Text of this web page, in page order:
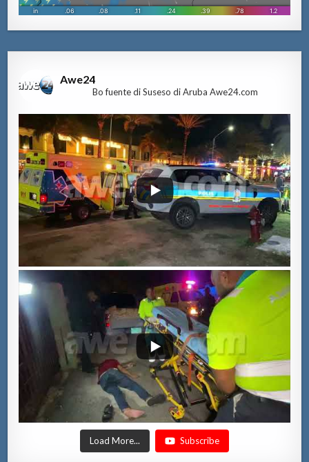
Awe24
Bo fuente di Suseso di Aruba Awe24.com
Load More... Subscribe